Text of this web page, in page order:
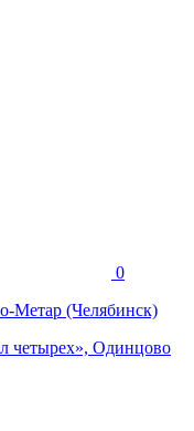
0
Метар (Челябинск)
Одинцово